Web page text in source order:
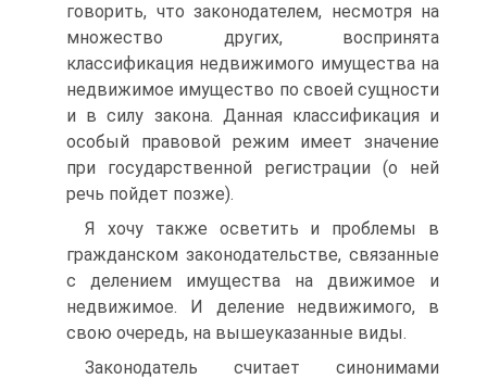
говорить, что законодателем, несмотря на
множество других, воспринята
классификация недвижимого имущества на
недвижимое имущество по своей сущности
и в силу закона. Данная классификация и
особый правовой режим имеет значение
при государственной регистрации (о ней
речь пойдет позже).
Я хочу также осветить и проблемы в
гражданском законодательстве, связанные
с делением имущества на движимое и
недвижимое. И деление недвижимого, в
свою очередь, на вышеуказанные виды.
Законодатель считает синонимами